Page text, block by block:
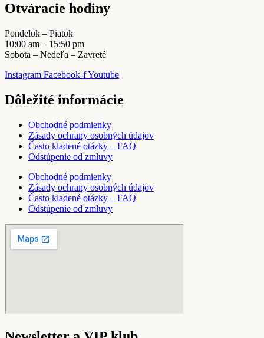
Otváracie hodiny
Pondelok – Piatok
10:00 am – 15:50 pm
Sobota – Nedeľa – Zavreté
Instagram Facebook-fYoutube
Dôležité informácie
Obchodné podmienky
Zásady ochrany osobných údajov
Často kladené otázky – FAQ
Odstúpenie od zmluvy
Obchodné podmienky
Zásady ochrany osobných údajov
Často kladené otázky – FAQ
Odstúpenie od zmluvy